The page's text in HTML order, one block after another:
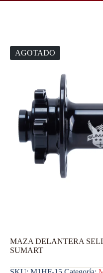
AGOTADO
MAZA DELANTERA
SUMART